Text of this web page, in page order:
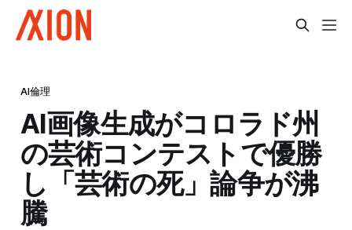
AI倫理
AI画像生成がコロラド州
の芸術コンテストで優勝
し「芸術の死」論争が沸
騰